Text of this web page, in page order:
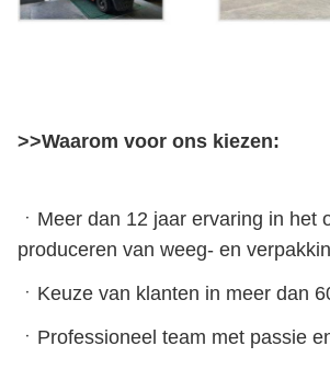
>>Waarom voor ons kiezen:
ㆍMeer dan 12 jaar ervaring in het
produceren van weeg- en
ㆍKeuze van klanten in meer dan
ㆍProfessioneel team met passie